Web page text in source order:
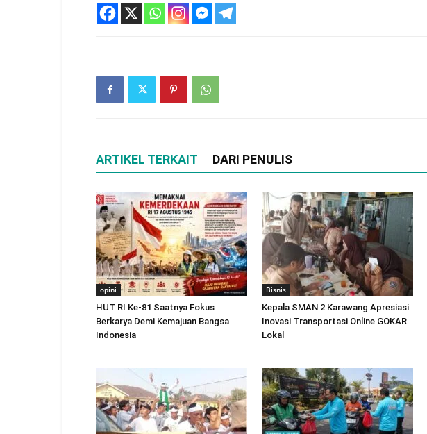
ARTIKEL TERKAIT DARI PENULIS
opini
HUT RI Ke-81 Saatnya Fokus
Berkarya Demi Kemajuan Bangsa
Indonesia
Bisnis
Kepala SMAN 2 Karawang Apresiasi
Inovasi Transportasi Online GOKAR
Lokal